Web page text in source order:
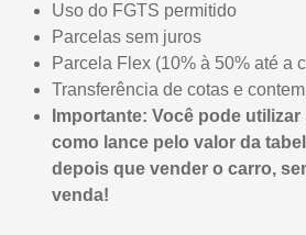
Uso do FGTS permitido
Parcelas sem juros
Parcela Flex (10% à 50% até a
Transferência de cotas e
Importante: Você pode
como lance pelo valor da
depois que vender o carro,
venda!